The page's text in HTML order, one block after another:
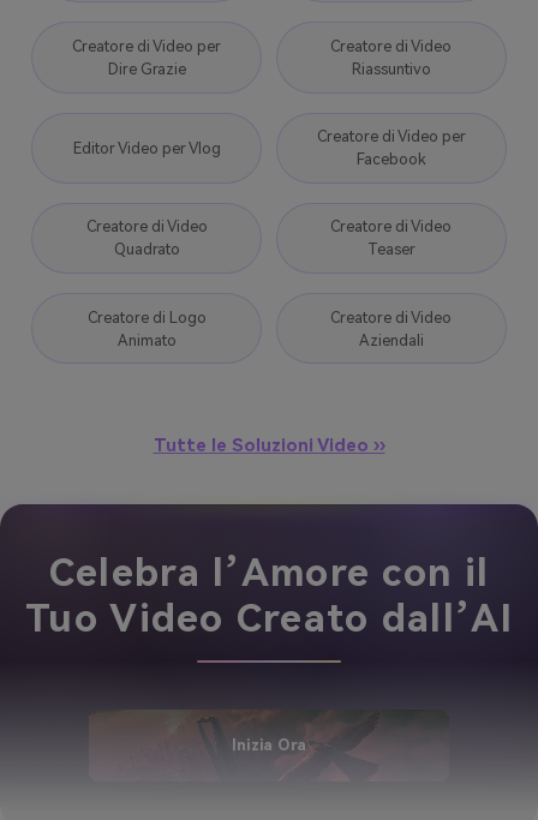
Creatore di Video per
Dire Grazie
Creatore di Video
Riassuntivo
Editor Video per Vlog
Creatore di Video per
Facebook
Creatore di Video
Quadrato
Creatore di Video
Teaser
Creatore di Logo
Animato
Creatore di Video
Aziendali
Tutte le Soluzioni Video ››
Celebra l’Amore con il
Tuo Video Creato dall’AI
Inizia Ora